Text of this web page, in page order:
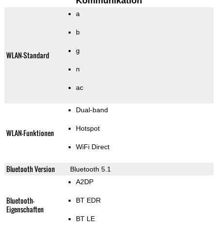
WLAN-Standard
a
b
g
n
ac
WLAN-Funktionen
Dual-band
Hotspot
WiFi Direct
Bluetooth Version Bluetooth 5.1
Bluetooth-
Eigenschaften
A2DP
BT EDR
BT LE